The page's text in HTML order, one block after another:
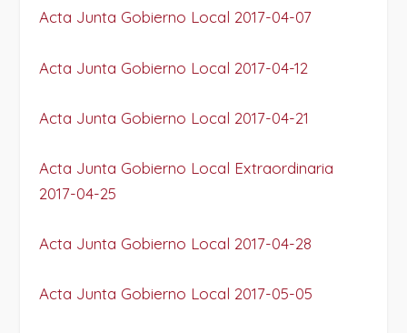
Acta Junta Gobierno Local 2017-04-07
Acta Junta Gobierno Local 2017-04-12
Acta Junta Gobierno Local 2017-04-21
Acta Junta Gobierno Local Extraordinaria
2017-04-25
Acta Junta Gobierno Local 2017-04-28
Acta Junta Gobierno Local 2017-05-05